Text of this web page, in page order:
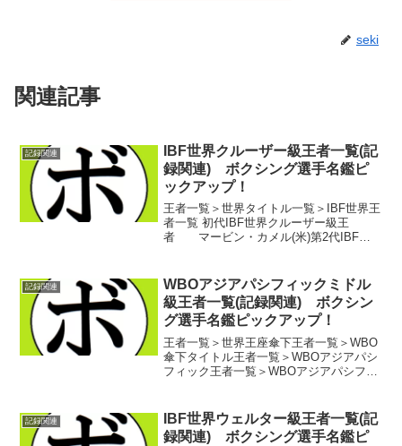
seki
関連記事
記録関連
IBF世界クルーザー級王者一覧(記
録関連) ボクシング選手名鑑ピ
ックアップ！
王者一覧＞世界タイトル一覧＞IBF世界王
者一覧 初代IBF世界クルーザー級王
者 マービン・カメル(米)第2代IBF世
者 リッキー・パーキー(米)第4代IBF...
記録関連
WBOアジアパシフィックミドル
級王者一覧(記録関連) ボクシン
グ選手名鑑ピックアップ！
王者一覧＞世界王座傘下王者一覧＞WBO
傘下タイトル王者一覧＞WBOアジアパシ
フィック王者一覧＞WBOアジアパシフィ
ーンベリー(豪)第2代WBOアジアパシフィ
ックミド...
記録関連
IBF世界ウェルター級王者一覧(記
録関連) ボクシング選手名鑑ピ